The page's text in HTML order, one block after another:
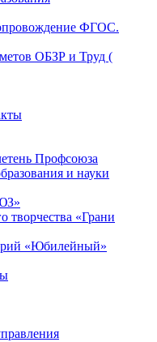
ФГОС.
ОБЗР и Труд (
Профсоюза
и науки
творчества «Грани
«Юбилейный»